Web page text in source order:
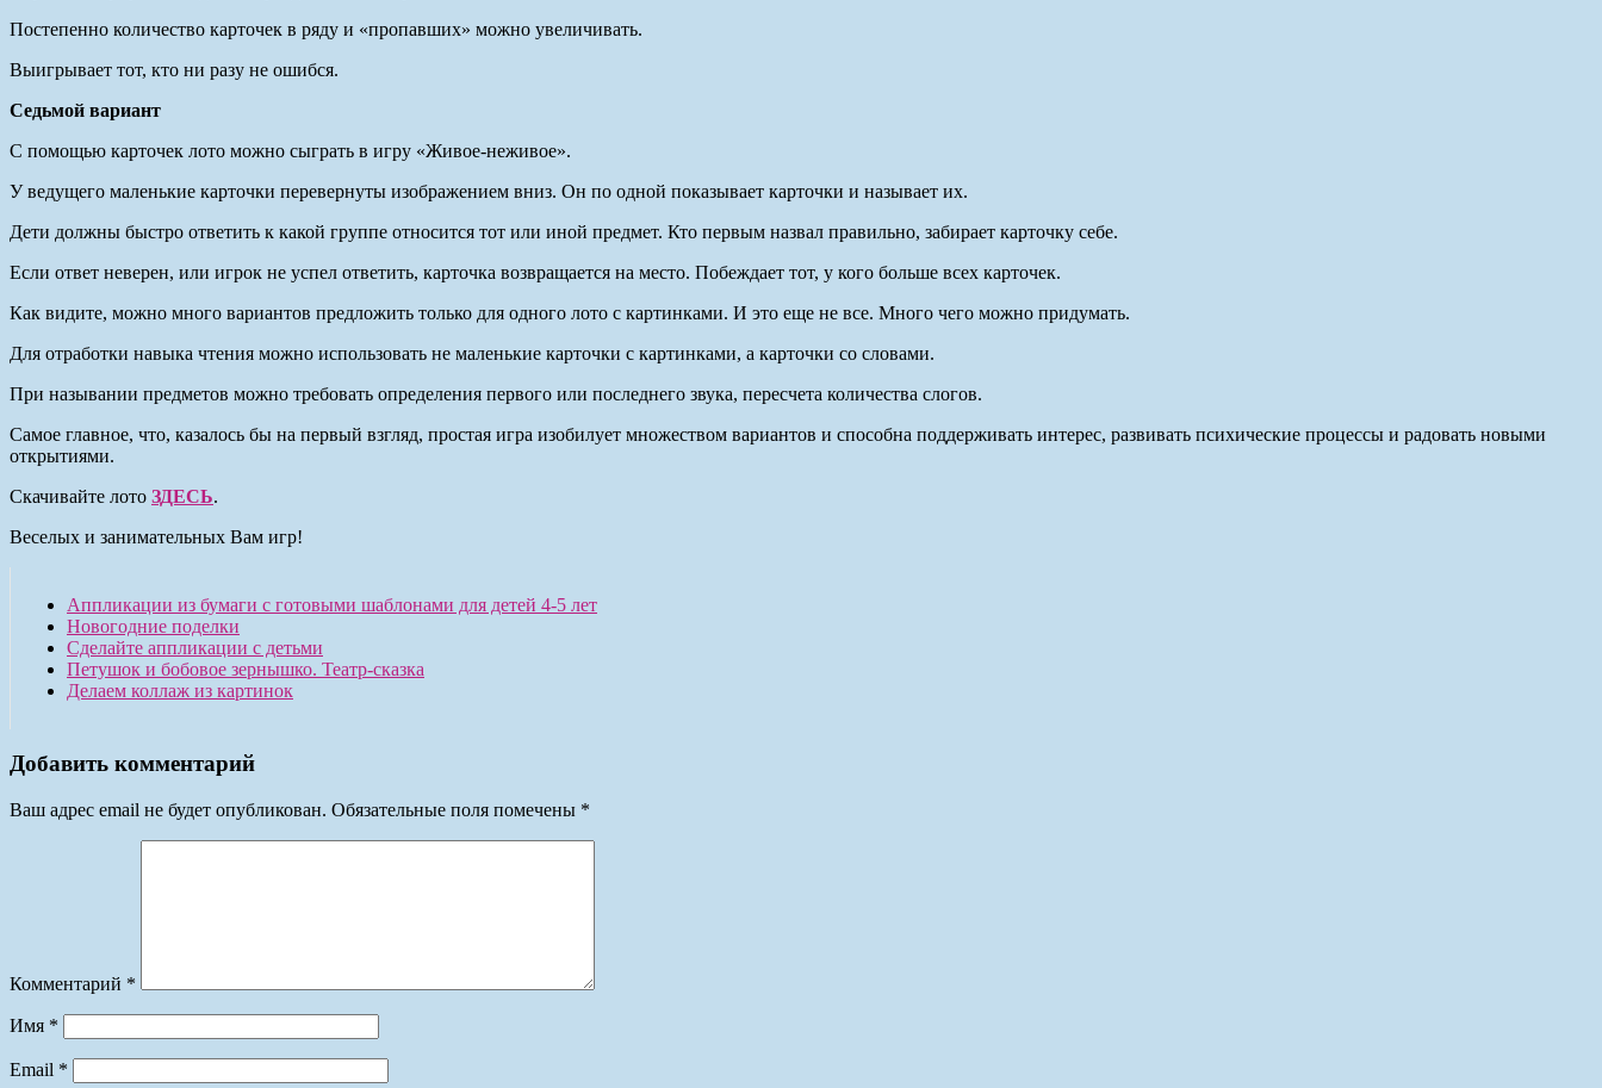
Постепенно количество карточек в ряду и «пропавших» можно увеличивать.
Выигрывает тот, кто ни разу не ошибся.
Седьмой вариант
С помощью карточек лото можно сыграть в игру «Живое-неживое».
У ведущего маленькие карточки перевернуты изображением вниз. Он по одной показывает карточки и называет их.
Дети должны быстро ответить к какой группе относится тот или иной предмет. Кто первым назвал правильно, забирает карточку себе.
Если ответ неверен, или игрок не успел ответить, карточка возвращается на место. Побеждает тот, у кого больше всех карточек.
Как видите, можно много вариантов предложить только для одного лото с картинками. И это еще не все. Много чего можно придумать.
Для отработки навыка чтения можно использовать не маленькие карточки с картинками, а карточки со словами.
При назывании предметов можно требовать определения первого или последнего звука, пересчета количества слогов.
Самое главное, что, казалось бы на первый взгляд, простая игра изобилует множеством вариантов и способна поддерживать интерес, развивать психические процессы и радовать новыми
открытиями.
Скачивайте лото ЗДЕСЬ.
Веселых и занимательных Вам игр!
Аппликации из бумаги с готовыми шаблонами для детей 4-5 лет
Новогодние поделки
Сделайте аппликации с детьми
Петушок и бобовое зернышко. Театр-сказка
Делаем коллаж из картинок
Добавить комментарий
Ваш адрес email не будет опубликован. Обязательные поля помечены *
Комментарий *
Имя *
Email *